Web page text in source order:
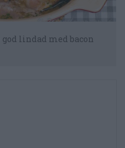
lindad med bacon